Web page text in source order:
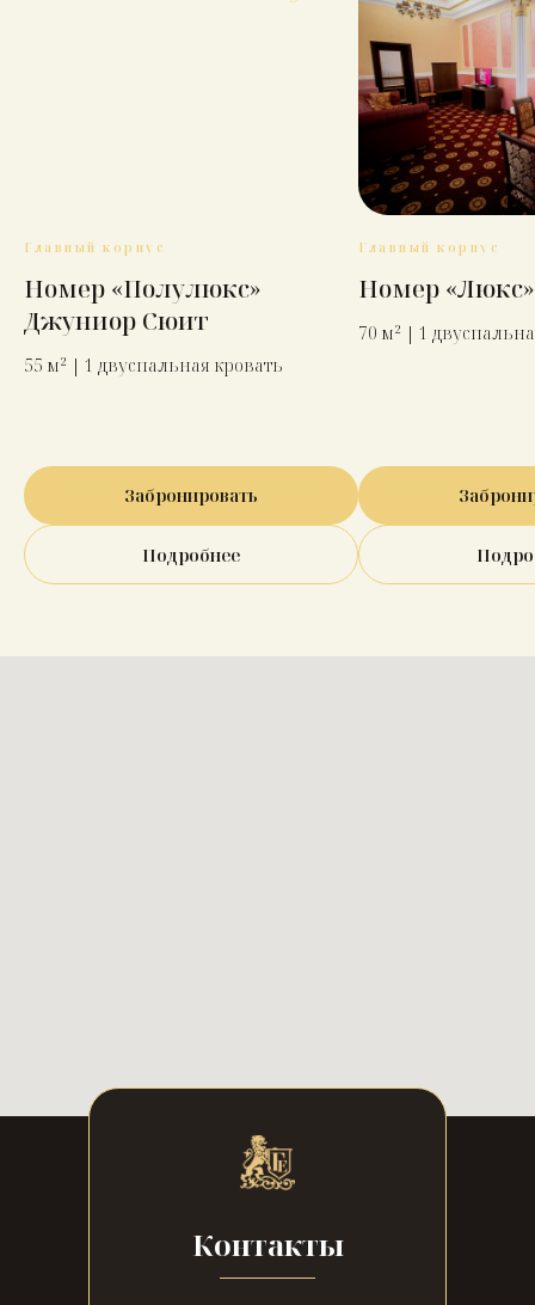
Главный корпус
Номер «Полулюкс»
Джуниор Сюит
55 м² | 1 двуспальная кровать
Забронировать
Подробнее
Главный корпус
Номер «Люкс»
70 м² | 1
Контакты